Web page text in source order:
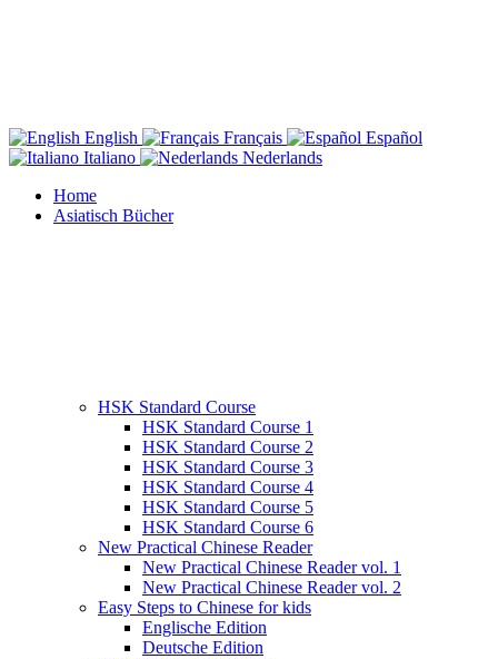
English Français
Español
Italiano
Nederlands
Home
Asiatisch Bücher
HSK Standard Course
HSK Standard Course 1
HSK Standard Course 2
HSK Standard Course 3
HSK Standard Course 4
HSK Standard Course 5
HSK Standard Course 6
New Practical Chinese Reader
New Practical Chinese Reader vol. 1
New Practical Chinese Reader vol. 2
Easy Steps to Chinese for kids
Englische Edition
Deutsche Edition